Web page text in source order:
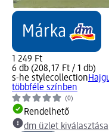
1 249 Ft
6 db (208,17 Ft / 1 db)
s-he stylecollection
többféle színben
(0)
Rendelhető
dm üzlet kiválasztása